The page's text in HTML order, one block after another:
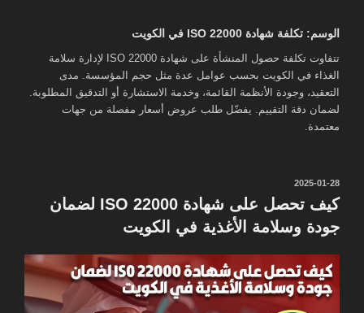
الوسم: تكلفة شهادة ISO 22000 في الكويت
تتفاوت تكلفة حصول المنشأة على شهادة ISO 22000 لإدارة سلامة
الغذاء في الكويت بحسب عوامل عدة مثل حجم المؤسسة. مدى
التعقيد، وجودة الأنظمة القائمة، وخدمة الاستشارة أو التدقيق المطلوبة.
لضمان دقة التقييم. يفضّل طلب عروض أسعار مفصلة من جهات
معتمدة.
نُشر
في
2025-01-28
كيف تحصل على شهادة ISO 22000 لضمان
جودة وسلامة الأغذية في الكويت